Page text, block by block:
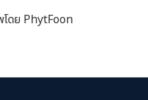
โดย PhytFoon